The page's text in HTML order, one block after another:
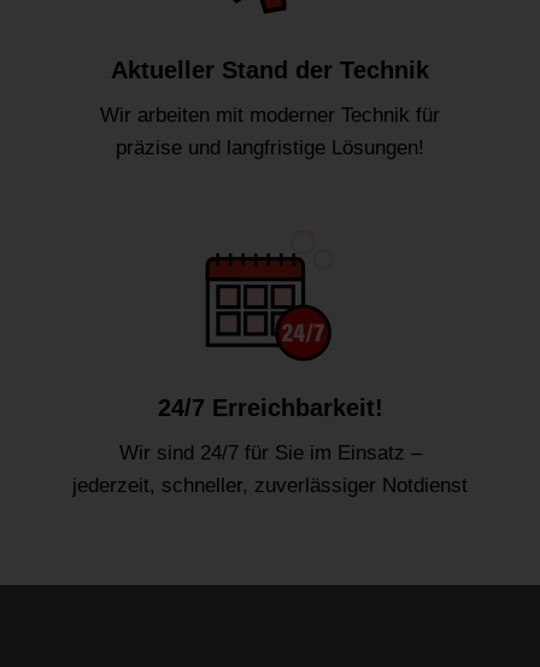
Aktueller Stand der Technik
Wir arbeiten mit moderner Technik für
präzise und langfristige Lösungen!
24/7 Erreichbarkeit!
Wir sind 24/7 für Sie im Einsatz –
jederzeit, schneller, zuverlässiger Notdienst